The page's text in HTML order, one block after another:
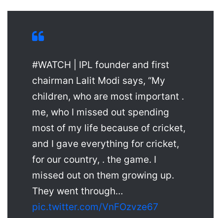
#WATCH | IPL founder and first
chairman Lalit Modi says, “My
children, who are most important .
me, who I missed out spending
most of my life because of cricket,
and I gave everything for cricket,
for our country, . the game. I
missed out on them growing up.
They went through…
pic.twitter.com/VnFOzvze67